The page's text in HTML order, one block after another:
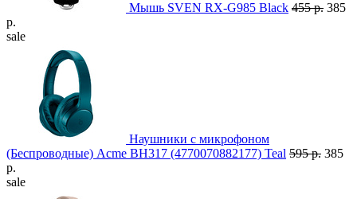
Мышь SVEN RX-G985 Black 455 р. 385
р.
sale
Наушники с микрофоном
(Беспроводные) Acme BH317 (4770070882177) Teal 595 р. 385
р.
sale